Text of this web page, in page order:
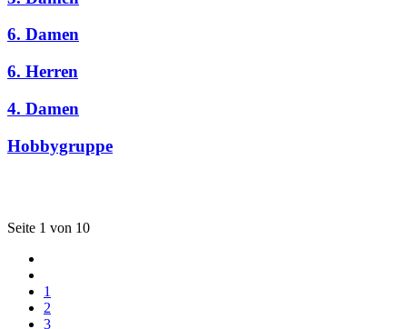
6. Damen
6. Herren
4. Damen
Hobbygruppe
Seite 1 von 10
1
2
3